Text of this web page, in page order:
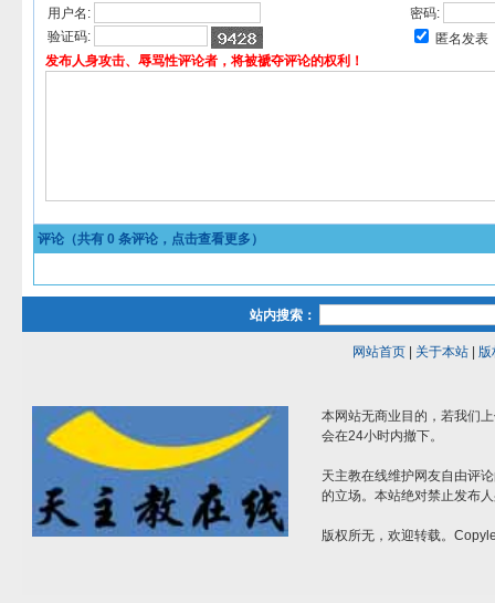
用户名:
密码:
验证码:
匿名发表
发布人身攻击、辱骂性评论者，将被褫夺评论的权利！
评论（共有 0 条评论，点击查看更多）
站内搜索：
网站首页| 关于本站| 版
本网站无商业目的，若我们
会在24小时内撤下。
天主教在线维护网友自由评
的立场。本站绝对禁止发布
版权所无，欢迎转载。